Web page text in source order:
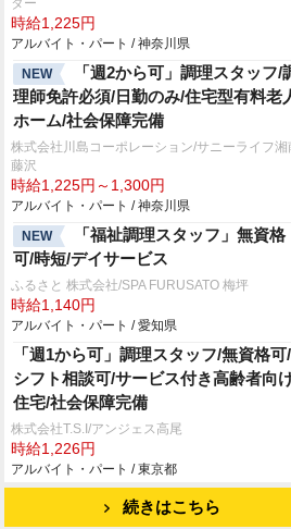
ター
時給1,225円
アルバイト・パート / 神奈川県
NEW
「週2から可」調理スタッフ/
理師免許必須/日勤のみ/住宅型有料老
ホーム/社会保障完備
株式会社川島コーポレーション/サニーライフ湘
藤沢
時給1,225円～1,300円
アルバイト・パート / 神奈川県
NEW
「福祉調理スタッフ」無資格
可/時短/デイサービス
ふるさと 株式会社/SPA FURUSATO 梅坪
時給1,140円
アルバイト・パート / 愛知県
「週1から可」調理スタッフ/無資格可/
シフト相談可/サービス付き高齢者向
住宅/社会保障完備
株式会社T.S.I/アンジェス高尾
時給1,226円
アルバイト・パート / 東京都
続きはこちら